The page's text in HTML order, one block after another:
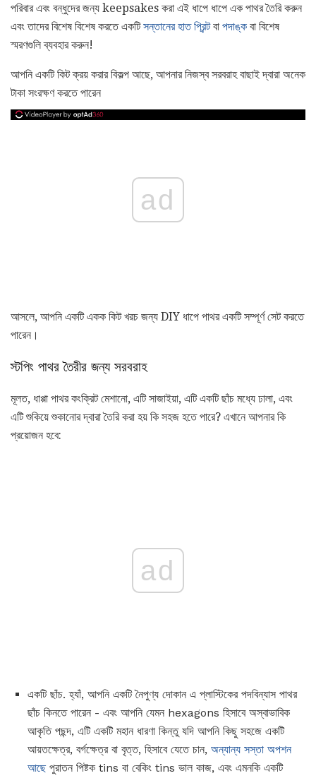
পরিবার এবং বন্ধুদের জন্য keepsakes করা এই ধাপে ধাপে এক পাথর তৈরি করুন
এবং তাদের বিশেষ বিশেষ করতে একটিসন্তানের হাত প্রিন্টবা পদাঙ্ক বা বিশেষ
স্মরণগুলি ব্যবহার করুন!
আপনি একটি কিট ক্রয় করার বিকল্প আছে, আপনার নিজস্ব সরবরাহ বাছাই দ্বারা অনেক
টাকা সংরক্ষণ করতে পারেন
ad
আসলে, আপনি একটি একক কিট খরচ জন্য DIY ধাপে পাথর একটি সম্পূর্ণ সেট করতে
পারেন।
স্টপিং পাথর তৈরীর জন্য সরবরাহ
মূলত, ধাপ্পা পাথর কংক্রিট মেশানো, এটি সাজাইয়া, এটি একটি ছাঁচ মধ্যে ঢালা, এবং
এটি শুকিয়ে শুকানোর দ্বারা তৈরি করা হয় কি সহজ হতে পারে? এখানে আপনার কি
প্রয়োজন হবে:
ad
একটি ছাঁচ. হ্যাঁ, আপনি একটি নৈপুণ্য দোকান এ প্লাস্টিকের পদবিন্যাস পাথর
ছাঁচ কিনতে পারেন - এবং আপনি যেমন hexagons হিসাবে অস্বাভাবিক
আকৃতি পছন্দ, এটি একটি মহান ধারণা কিন্তু যদি আপনি কিছু সহজে একটি
আয়তক্ষেত্র, বর্গক্ষেত্র বা বৃত্ত, হিসাবে যেতে চান, অন্যান্য সস্তা অপশন
আছেপুরাতন পিষ্টক tins বা বেকিং tins ভাল কাজ, এবং এমনকি একটি